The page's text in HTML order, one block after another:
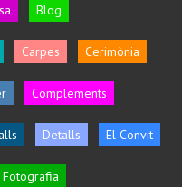
Blog
Carpes Cerimònia
Complements
Detalls El Convit
Fotografia